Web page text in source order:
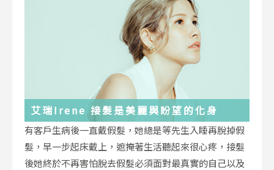
艾瑞Irene 接髮是美麗與盼望的化身
有客戶生病後一直戴假髮，她總是等先生入睡再脫掉假
髮，早一步起床戴上，遮掩著生活聽起來很心疼，接髮
後她終於不再害怕脫去假髮必須面對最真實的自己以及